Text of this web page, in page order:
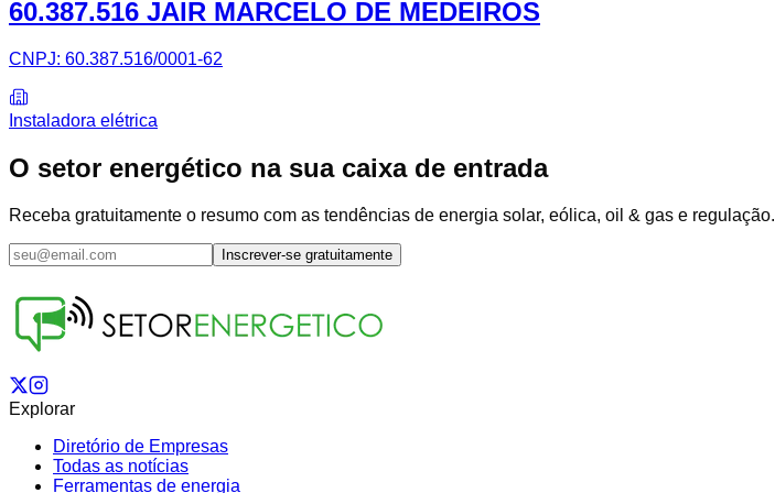
60.387.516 JAIR MARCELO DE MEDEIROS
CNPJ: 60.387.516/0001-62
Instaladora elétrica
O setor energético na sua caixa de entrada
Receba gratuitamente o resumo com as tendências de energia solar, eólica, oil & gas e regulação.
Inscrever-se gratuitamente
Explorar
Diretório de Empresas
Todas as notícias
Ferramentas de energia